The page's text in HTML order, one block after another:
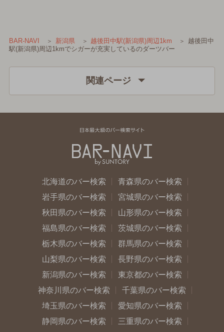
BAR-NAVI 新潟県 越後田中駅(新潟県)周辺1km
越後田中
駅(新潟県)周辺1kmでシガーが充実しているのダーツバー
関連ページ
北海道のバー検索
青森県のバー検索
岩手県のバー検索
宮城県のバー検索
秋田県のバー検索
山形県のバー検索
福島県のバー検索
茨城県のバー検索
栃木県のバー検索
群馬県のバー検索
山梨県のバー検索
長野県のバー検索
新潟県のバー検索
東京都のバー検索
神奈川県のバー検索
千葉県のバー検索
埼玉県のバー検索
愛知県のバー検索
静岡県のバー検索
三重県のバー検索